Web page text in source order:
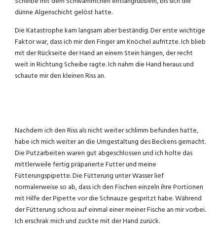
dünne Algenschicht gelöst hatte.
Die Katastrophe kam langsam aber beständig. Der erste wichtige
Faktor war, dass ich mir den Finger am Knöchel aufritzte. Ich blieb
mit der Rückseite der Hand an einem Stein hängen, der recht
weit in Richtung Scheibe ragte. Ich nahm die Hand heraus und
schaute mir den kleinen Riss an.
Nachdem ich den Riss als nicht weiter schlimm befunden hatte,
habe ich mich weiter an die Umgestaltung des Beckens gemacht.
Die Putzarbeiten waren gut abgeschlossen und ich holte das
mittlerweile fertig präparierte Futter und meine
Fütterungspipette. Die Fütterung unter Wasser lief
normalerweise so ab, dass ich den Fischen einzeln ihre Portionen
mit Hilfe der Pipette vor die Schnauze gespritzt habe. Während
der Fütterung schoss auf einmal einer meiner Fische an mir vorbei.
Ich erschrak mich und zuckte mit der Hand zurück.